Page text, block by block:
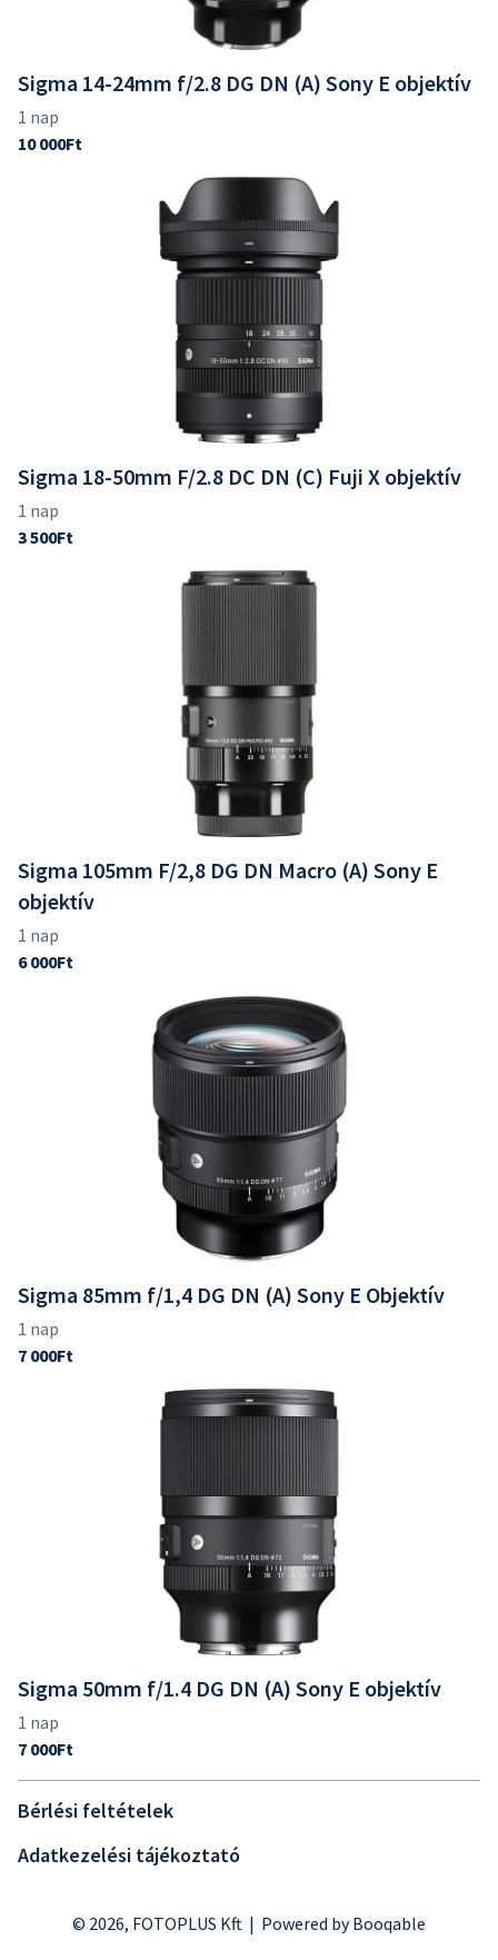
Sigma 14-24mm f/2.8 DG DN (A) Sony E objektív
Sigma 18-50mm F/2.8 DC DN (C) Fuji X objektív
Sigma 105mm F/2,8 DG DN Macro (A) Sony E
objektív
Sigma 85mm f/1,4 DG DN (A) Sony E Objektív
Sigma 50mm f/1.4 DG DN (A) Sony E objektív
Bérlési feltételek
Adatkezelési tájékoztató
© 2026, FOTOPLUS Kft | Powered by Booqable